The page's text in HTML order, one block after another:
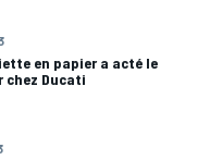
en papier a acté le
Ducati